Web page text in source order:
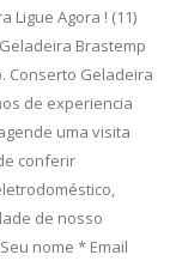
Ligue Agora ! (11)
Brastemp
Conserto Geladeira
de experiencia
uma visita
conferir
de nosso
nome * Email